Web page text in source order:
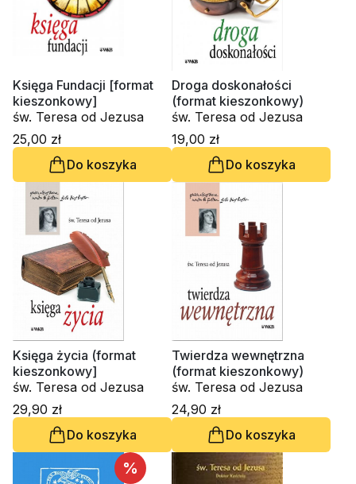
Księga Fundacji [format
kieszonkowy]
św. Teresa od Jezusa
25,00 zł
Do koszyka
Droga doskonałości
(format kieszonkowy)
św. Teresa od Jezusa
19,00 zł
Do koszyka
Księga życia (format
kieszonkowy]
św. Teresa od Jezusa
29,90 zł
Do koszyka
Twierdza wewnętrzna
(format kieszonkowy)
św. Teresa od Jezusa
24,90 zł
Do koszyka
%